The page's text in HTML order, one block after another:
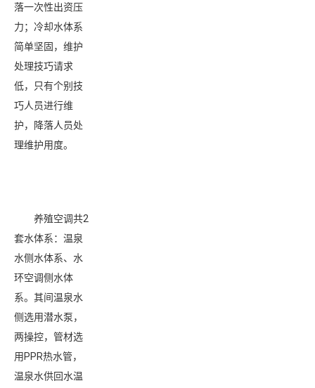
落一次性出资压
力；冷却水体系
简单坚固，维护
处理技巧请求
低，只有个别技
巧人员进行维
护，降落人员处
理维护用度。
养殖空调共2
套水体系：温泉
水侧水体系、水
环空调侧水体
系。其间温泉水
侧选用潜水泵，
两操控，管材选
用PPR热水管，
温泉水供回水温